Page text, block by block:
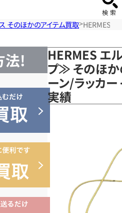
そのほかのアイテム買取 HERMES
法!
HERMES エ
プ≫ そのほか
ーン/ラッカ
実績